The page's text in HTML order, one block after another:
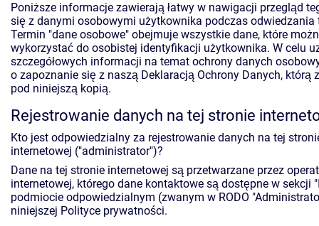
Poniższe informacje zawierają łatwy w nawigacji przegląd
się z danymi osobowymi użytkownika podczas odwiedzania
Termin "dane osobowe" obejmuje wszystkie dane, które
wykorzystać do osobistej identyfikacji użytkownika. W celu
szczegółowych informacji na temat ochrony danych
o zapoznanie się z naszą Deklaracją Ochrony Danych, którą
pod niniejszą kopią.
Rejestrowanie danych na tej stronie
Kto jest odpowiedzialny za rejestrowanie danych na tej
internetowej ("administrator")?
Dane na tej stronie internetowej są przetwarzane przez
internetowej, którego dane kontaktowe są dostępne w sekcji
podmiocie odpowiedzialnym (zwanym w RODO
niniejszej Polityce prywatności.